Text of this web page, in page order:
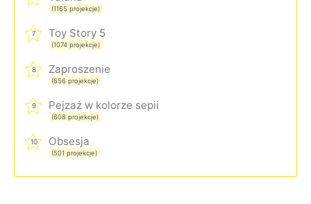
(1165 projekcje)
7 Toy Story 5
(1074 projekcje)
8 Zaproszenie
(656 projekcje)
9 Pejzaż w kolorze sepii
(608 projekcje)
10 Obsesja
(501 projekcje)